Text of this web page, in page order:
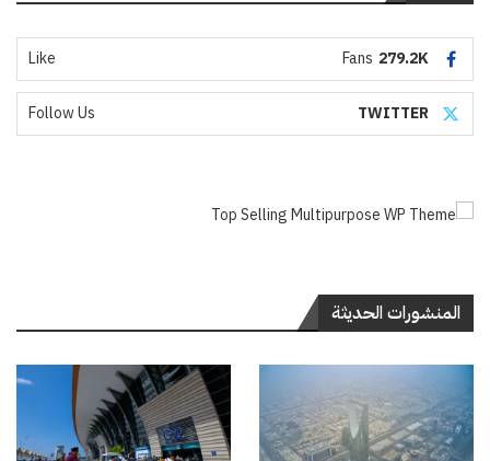
279.2K
Fans
Like
TWITTER
Follow Us
المنشورات الحديثة